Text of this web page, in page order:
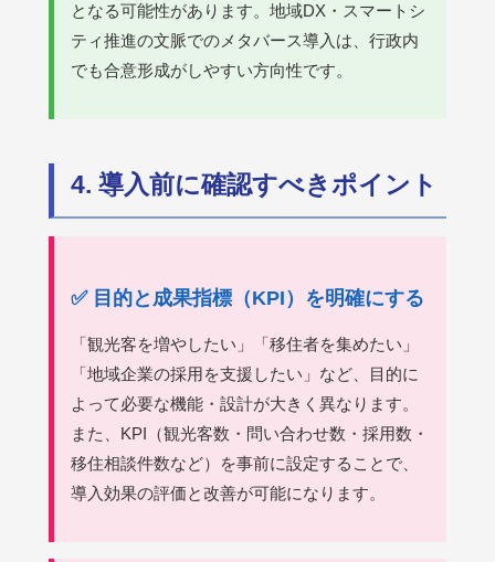
となる可能性があります。地域DX・スマートシ
ティ推進の文脈でのメタバース導入は、行政内
でも合意形成がしやすい方向性です。
4. 導入前に確認すべきポイント
✅ 目的と成果指標（KPI）を明確にする
「観光客を増やしたい」「移住者を集めたい」
「地域企業の採用を支援したい」など、目的に
よって必要な機能・設計が大きく異なります。
また、KPI（観光客数・問い合わせ数・採用数・
移住相談件数など）を事前に設定することで、
導入効果の評価と改善が可能になります。